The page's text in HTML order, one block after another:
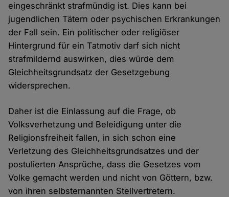
eingeschränkt strafmündig ist. Dies kann bei
jugendlichen Tätern oder psychischen Erkrankungen
der Fall sein. Ein politischer oder religiöser
Hintergrund für ein Tatmotiv darf sich nicht
strafmildernd auswirken, dies würde dem
Gleichheitsgrundsatz der Gesetzgebung
widersprechen.
Daher ist die Einlassung auf die Frage, ob
Volksverhetzung und Beleidigung unter die
Religionsfreiheit fallen, in sich schon eine
Verletzung des Gleichheitsgrundsatzes und der
postulierten Ansprüche, dass die Gesetzes vom
Volke gemacht werden und nicht von Göttern, bzw.
von ihren selbsternannten Stellvertretern.